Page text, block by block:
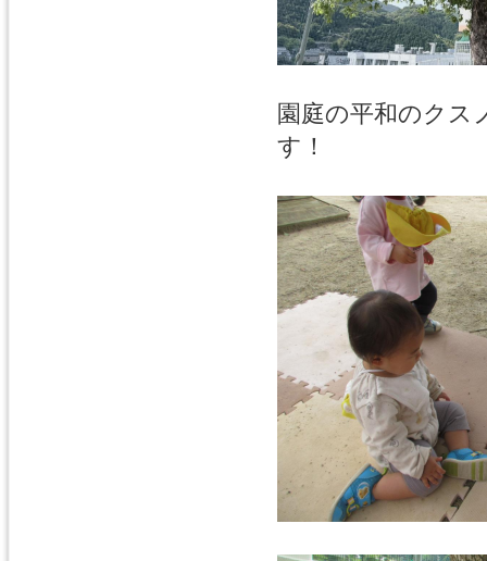
園庭の平和のクス
す！